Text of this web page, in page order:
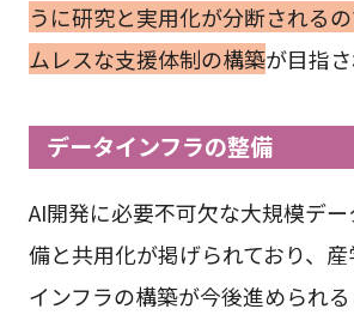
うに研究と実用化が分断される
ムレスな支援体制の構築が目指さ
データインフラの整備
AI開発に必要不可欠な大規模デ
備と共用化が掲げられており、
インフラの構築が今後進められ